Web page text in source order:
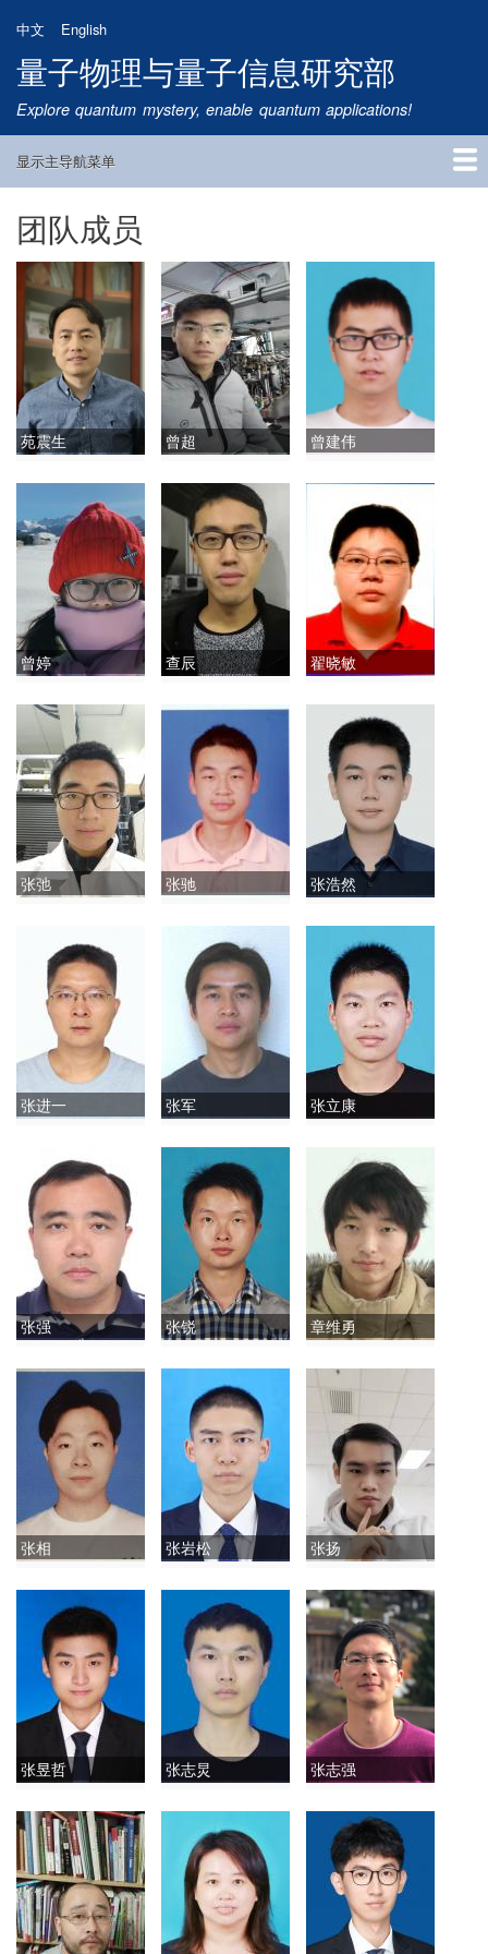
到
主
要
内
中文 English
量子物理与量子信息研究部
Explore quantum mystery, enable quantum applications!
Main
显示主导航菜单
首页
研究方向
量子卫星
团队成员
新闻动态
研究进展
学术报告
论文发表
公告通知
招生信息
相关链接
团队成员
苑震生 曾超 曾建伟
曾婷 查辰 翟晓敏
张弛 张驰 张浩然
张进一 张军 张立康
张强 张锐 章维勇
张相 张岩松 张扬
张昱哲 张志炅 张志强